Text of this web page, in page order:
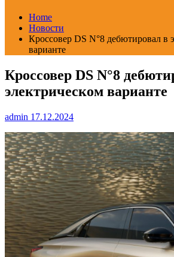
Home
Новости
Кроссовер DS N°8 дебютировал в
варианте
Кроссовер DS N°8
электрическом варианте
admin 17.12.2024